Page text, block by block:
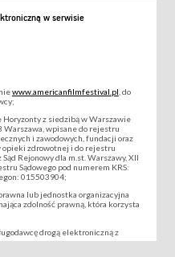
w serwisie
www.americanfilmfestival.pl , do
Horyzonty z siedzibą w Warszawie
Warszawa, wpisane do rejestru
i zawodowych, fundacji oraz
opieki zdrowotnej i do rejestru
Rejonowy dla m.st. Warszawy, XII
Sądowego pod numerem KRS:
015503904;
lub jednostka organizacyjna
zdolność prawną, która korzysta
drogą elektroniczną z